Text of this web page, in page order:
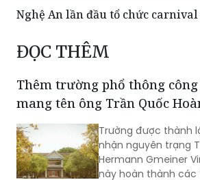
ĐỌC THÊM
Thêm trường phổ thông công
Trường được thành
nhận nguyên trạng
Hermann Gmeiner
này hoàn thành
theo quy định của